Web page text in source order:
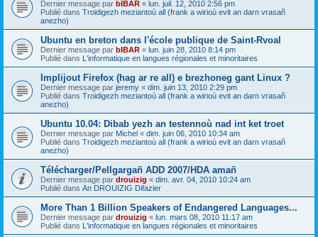
Dernier message par bIBAR « lun. juil. 12, 2010 2:56 pm
Publié dans Troidigezh meziantoù all (frank a wirioù evit an darn vrasañ
anezho)
Ubuntu en breton dans l'école publique de Saint-Rvoal
Dernier message par bIBAR « lun. juin 28, 2010 8:14 pm
Publié dans L'informatique en langues régionales et minoritaires
Implijout Firefox (hag ar re all) e brezhoneg gant Linux ?
Dernier message par jeremy « dim. juin 13, 2010 2:29 pm
Publié dans Troidigezh meziantoù all (frank a wirioù evit an darn vrasañ
anezho)
Ubuntu 10.04: Dibab yezh an testennoù nad int ket troet
Dernier message par Michel « dim. juin 06, 2010 10:34 am
Publié dans Troidigezh meziantoù all (frank a wirioù evit an darn vrasañ
anezho)
Télécharger/Pellgargañ ADD 2007/HDA amañ
Dernier message par drouizig « dim. avr. 04, 2010 10:24 am
Publié dans An DROUIZIG Difazier
More Than 1 Billion Speakers of Endangered Languages...
Dernier message par drouizig « lun. mars 08, 2010 11:17 am
Publié dans L'informatique en langues régionales et minoritaires